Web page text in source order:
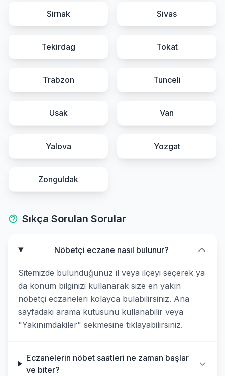
Sirnak Sivas
Tekirdag Tokat
Trabzon Tunceli
Usak Van
Yalova Yozgat
Zonguldak
Sıkça Sorulan Sorular
Nöbetçi eczane nasıl bulunur?
Sitemizde bulunduğunuz il veya ilçeyi seçerek ya
da konum bilginizi kullanarak size en yakın
nöbetçi eczaneleri kolayca bulabilirsiniz. Ana
sayfadaki arama kutusunu kullanabilir veya
"Yakınımdakiler" sekmesine tıklayabilirsiniz.
Eczanelerin nöbet saatleri ne zaman başlar
ve biter?